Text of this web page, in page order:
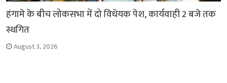
हंगामे के बीच लोकसभा में दो विधेयक पेश, कार्यवाही 2 बजे तक
स्थगित
August 3, 2026